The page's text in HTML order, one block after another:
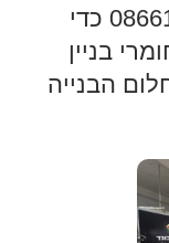
בשדרות או התקשרו ל-086611197 כדי
בניין
הבנייה